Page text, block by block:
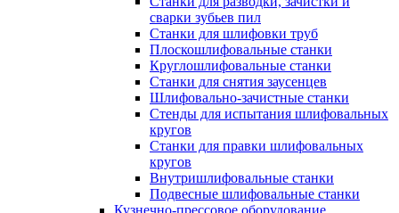
сварки зубьев пил
Станки для шлифовки труб
Плоскошлифовальные станки
Круглошлифовальные станки
Станки для снятия заусенцев
Шлифовально-зачистные станки
Стенды для испытания шлифовальных
кругов
Станки для правки шлифовальных
кругов
Внутришлифовальные станки
Подвесные шлифовальные станки
Кузнечно-прессовое оборудование